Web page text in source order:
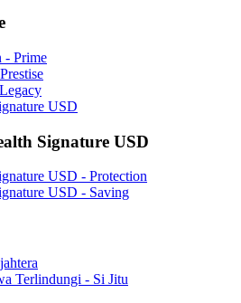
- Prime
USD
Signature USD
USD - Protection
USD - Saving
Terlindungi - Si Jitu